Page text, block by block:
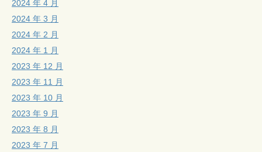
2024 年 4 月
2024 年 3 月
2024 年 2 月
2024 年 1 月
2023 年 12 月
2023 年 11 月
2023 年 10 月
2023 年 9 月
2023 年 8 月
2023 年 7 月